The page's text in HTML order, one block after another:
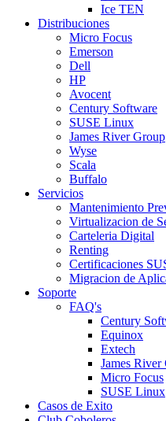
Ice TEN
Distribuciones
Micro Focus
Emerson
Dell
HP
Avocent
Century Software
SUSE Linux
James River Group
Wyse
Scala
Buffalo
Servicios
Mantenimiento
Virtualizacion de
Carteleria Digital
Renting
Certificaciones
Migracion de
Soporte
FAQ's
Century
Equinox
Extech
James River
Micro Focus
SUSE Linux
Casos de Exito